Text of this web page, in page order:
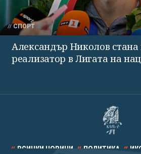
СПОРТ
Александър Николов
реализатор в Лигата на
ВСИЧКИ НОВИНИ ПОЛИТИКА